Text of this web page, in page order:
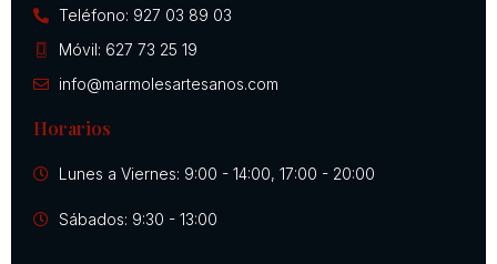
Teléfono: 927 03 89 03
Móvil: 627 73 25 19
info@marmolesartesanos.com
Horarios
Lunes a Viernes: 9:00 - 14:00, 17:00 - 20:00
Sábados: 9:30 - 13:00